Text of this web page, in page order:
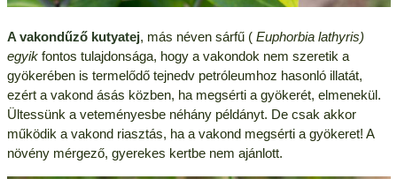
A vakondűző kutyatej, más néven sárfű ( Euphorbia lathyris)
egyikfontos tulajdonsága, hogy a vakondok nem szeretik a
gyökerében is termelődő tejnedv petróleumhoz hasonló illatát,
ezért a vakond ásás közben, ha megsérti a gyökerét, elmenekül.
Ültessünk a veteményesbe néhány példányt. De csak akkor
működik a vakond riasztás, ha a vakond megsérti a gyökeret! A
növény mérgező, gyerekes kertbe nem ajánlott.